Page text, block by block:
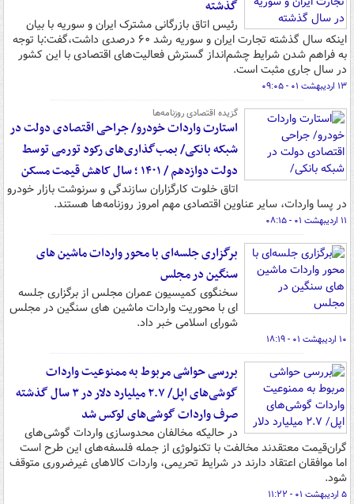
گذشته
رئیس اتاق بازرگانی مشترک ایران و سوریه با بیان
اینکه سال گذشته تجارت ایران و سوریه رشد ۶۰ درصدی داشت،گفت:با توجه
به فراهم شدن شرایط چشم‌انداز گسترش فعالیت‌های اقتصادی با این کشور
در سال جاری مثبت است.
۱۳ اردیبهشت ۰۱ - ۰۹:۰۵
گزیده اقتصادی روزنامه‌ها
استارت واردات خودرو/ جراحی اقتصادی دولت در
شبکه بانکی/ بمب‌گذاری‌های رکود تورمی توسط
دولت دوازدهم / ۱۴۰۱ ؛ سال کاهش قیمت مسکن
اتاق خلوت کارگزاران سازندگی و سرنوشت بازار خودرو
در پسا واردات، سایر عناوین اقتصادی مهم امروز روزنامه‌ها هستند.
۱۱ اردیبهشت ۰۱ - ۰۸:۱۵
برگزاری جلسه‌ای با محور واردات ماشین های
سنگین در مجلس
سخنگوی کمیسیون عمران مجلس از برگزاری جلسه
ای با محوریت واردات ماشین های سنگین در مجلس
شورای اسلامی خبر داد.
۱۰ اردیبهشت ۰۱ - ۱۸:۱۹
بررسی حواشی مربوط به ممنوعیت واردات
گوشی‌های اپل/ ۲.۷ میلیارد دلار در ۳ سال گذشته
صرف واردات گوشی‌های لوکس شد
در حالیکه مخالفان محدوسازی واردات گوشی‌های
گران‌قیمت معتقدند مخالفت با تکنولوژی از جمله فلسفه‌های این طرح است
اما موافقان اعتقاد دارند در شرایط تحریمی، واردات کالاهای غیرضروری متوقف
شود.
۵ اردیبهشت ۰۱ - ۱۱:۲۲